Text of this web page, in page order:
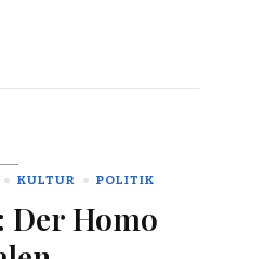
KULTUR POLITIK
Der Homo